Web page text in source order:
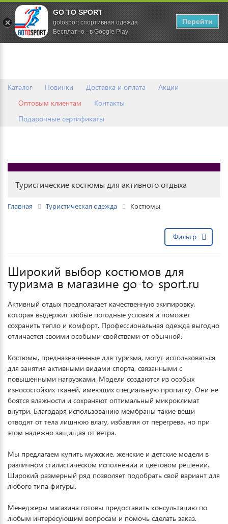
Каталог Новинки Доставка и оплата
Акции
Оптовым клиентам
Контакты
Подарочные сертификаты
0
Туристические костюмы для активного отдыха
Главная Туристическая одежда Костюмы
Фильтр
Широкий выбор костюмов для
туризма в магазине go-to-sport.ru
Активный отдых предполагает качественную экипировку,
которая выдержит любые погодные условия и поможет
сохранить тепло и комфорт. Профессиональная одежда выгодно
отличается своими особыми свойствами от обычной.
Костюмы, предназначенные для туризма, могут использоваться
для занятия активными видами спорта, связанными с
повышенными нагрузками. Модели создаются из особых
износостойких тканей, имеющих специальную пропитку. Они не
боятся влажности и сохраняют оптимальный микроклимат
внутри. Благодаря использованию мембраны такие вещи
отводят от тела лишнюю влагу, избавляя от перегрева, но при
этом надежно защищая от ветра.
Мы предлагаем купить мужские, женские и детские модели в
различном стилистическом исполнении и цветовом решении.
Широкий размерный ряд позволяет подобрать свой вариант для
любого типа фигуры.
Менеджеры магазина готовы предоставить консультацию по
любым интересующим вопросам и помочь сделать заказ.
GO TO SPORT
gotosport спортивная одежда
Бесплатно - в Google Play
Перейти